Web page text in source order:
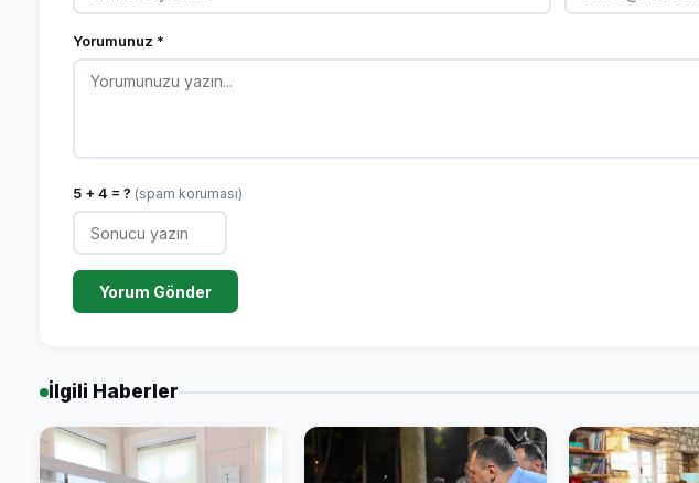
Yorumunuz *
5 + 4 = ? (spam koruması)
Yorum Gönder
İlgili Haberler